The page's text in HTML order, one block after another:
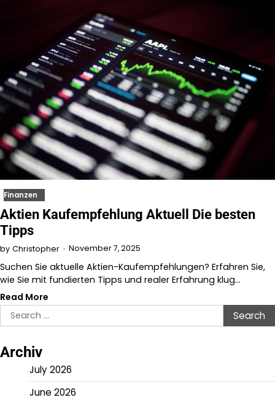
Finanzen
Aktien Kaufempfehlung Aktuell Die besten
Tipps
by Christopher November 7, 2025
Suchen Sie aktuelle Aktien-Kaufempfehlungen? Erfahren Sie,
wie Sie mit fundierten Tipps und realer Erfahrung klug…
Read More
Search
for:
Archiv
July 2026
June 2026